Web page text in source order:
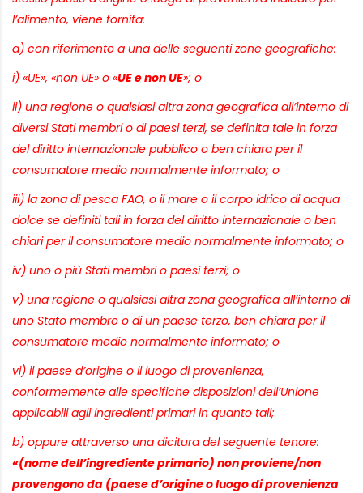
l’alimento, viene fornita:
a) con riferimento a una delle seguenti zone geografiche:
i) «UE», «non UE» o «UE e non UE»; o
ii) una regione o qualsiasi altra zona geografica all’interno di
diversi Stati membri o di paesi terzi, se definita tale in forza
del diritto internazionale pubblico o ben chiara per il
consumatore medio normalmente informato; o
iii) la zona di pesca FAO, o il mare o il corpo idrico di acqua
dolce se definiti tali in forza del diritto internazionale o ben
chiari per il consumatore medio normalmente informato; o
iv) uno o più Stati membri o paesi terzi; o
v) una regione o qualsiasi altra zona geografica all’interno di
uno Stato membro o di un paese terzo, ben chiara per il
consumatore medio normalmente informato; o
vi) il paese d’origine o il luogo di provenienza,
conformemente alle specifiche disposizioni dell’Unione
applicabili agli ingredienti primari in quanto tali;
b) oppure attraverso una dicitura del seguente tenore:
«(nome dell’ingrediente primario) non proviene/non
provengono da (paese d’origine o luogo di provenienza